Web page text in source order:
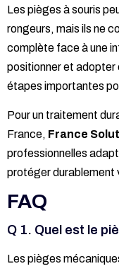
Les pièges à souris
rongeurs, mais ils ne
complète face à une
positionner et adopter
étapes importantes
Pour un traitement
France, France
professionnelles
protéger durablement
FAQ
Q 1. Quel est le
Les pièges